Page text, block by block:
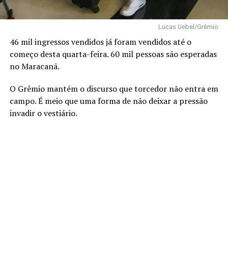
Lucas Uebel/Grêmio
46 mil ingressos vendidos já foram vendidos até o
começo desta quarta-feira. 60 mil pessoas são esperadas
no Maracanã.
O Grêmio mantém o discurso que torcedor não entra em
campo. É meio que uma forma de não deixar a pressão
invadir o vestiário.